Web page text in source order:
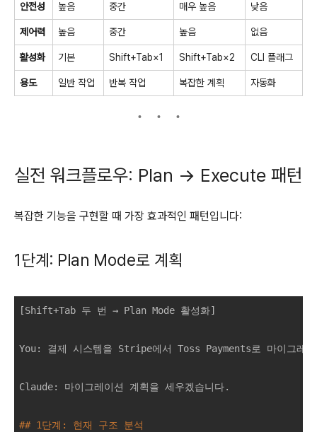
안전성 높음 중간 매우 높음 낮음
제어력 높음 중간 높음 없음
활성화 기본 Shift+Tab×1 Shift+Tab×2 CLI 플래그
용도 일반 작업 반복 작업 복잡한 계획 자동화
실전 워크플로우: Plan → Execute 패턴
복잡한 기능을 구현할 때 가장 효과적인 패턴입니다:
1단계: Plan Mode로 계획
[Shift+Tab 두 번 → Plan Mode 활성화]
You: 결제 시스템을 Stripe에서 Toss Payments로 마이그레이
Claude: 마이그레이션 계획을 세우겠습니다.
## 1단계: 현재 구조 분석